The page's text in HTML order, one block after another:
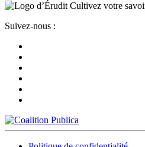
Cultivez votre
Suivez-nous :